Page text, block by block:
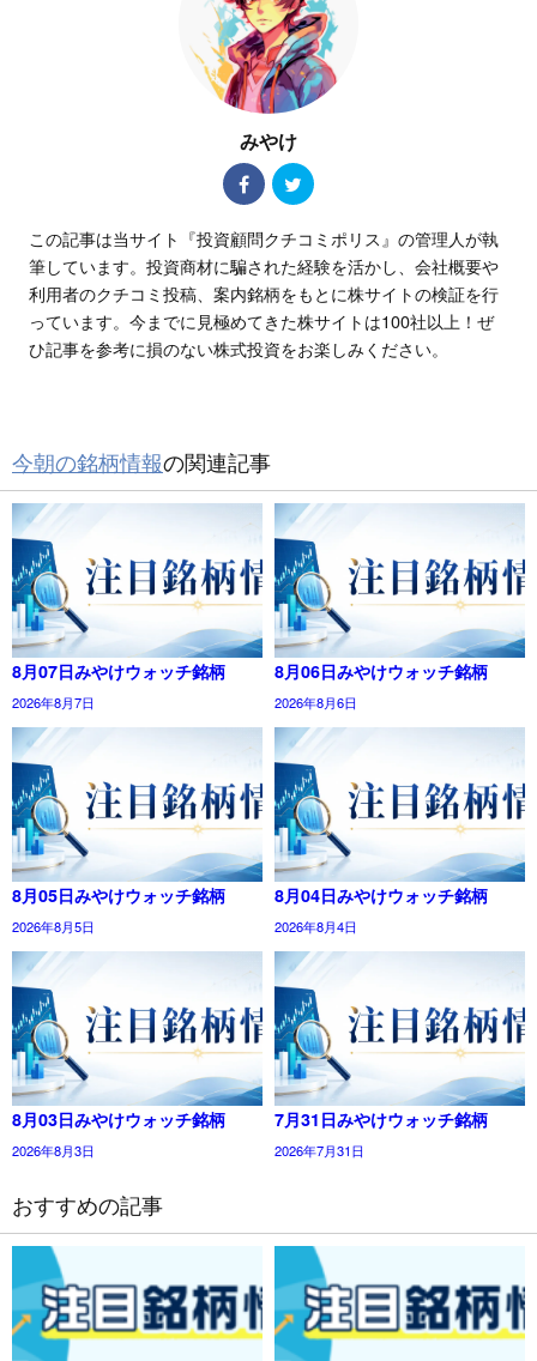
みやけ
この記事は当サイト『投資顧問クチコミポリス』の管理人が執
筆しています。投資商材に騙された経験を活かし、会社概要や
利用者のクチコミ投稿、案内銘柄をもとに株サイトの検証を行
っています。今までに見極めてきた株サイトは100社以上！ぜ
ひ記事を参考に損のない株式投資をお楽しみください。
今朝の銘柄情報の関連記事
8月07日みやけウォッチ銘柄
2026年8月7日
8月06日みやけウォッチ銘柄
2026年8月6日
8月05日みやけウォッチ銘柄
2026年8月5日
8月04日みやけウォッチ銘柄
2026年8月4日
8月03日みやけウォッチ銘柄
2026年8月3日
7月31日みやけウォッチ銘柄
2026年7月31日
おすすめの記事